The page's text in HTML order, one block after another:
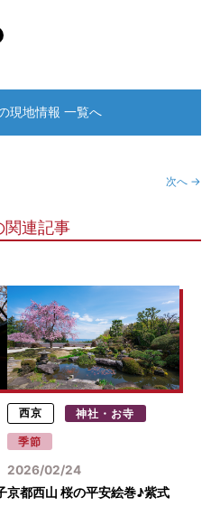
次へ →
現地情報 一覧へ
関連記事
西京 神社・お寺
季節
2026/02/24
京都西山 桜の平安絵巻♪紫式